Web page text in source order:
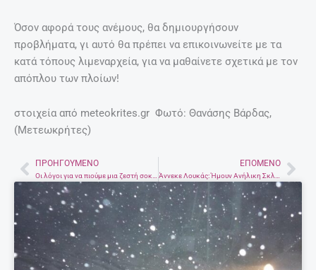
Όσον αφορά τους ανέμους, θα δημιουργήσουν
προβλήματα, γι αυτό θα πρέπει να επικοινωνείτε με τα
κατά τόπους λιμεναρχεία, για να μαθαίνετε σχετικά με τον
απόπλου των πλοίων!
στοιχεία από meteokrites.gr Φωτό: Θανάσης Βάρδας,
(Μετεωκρήτες)
Prev
ΠΡΟΗΓΟΎΜΕΝΟ ΕΠΌΜΕΝΟ